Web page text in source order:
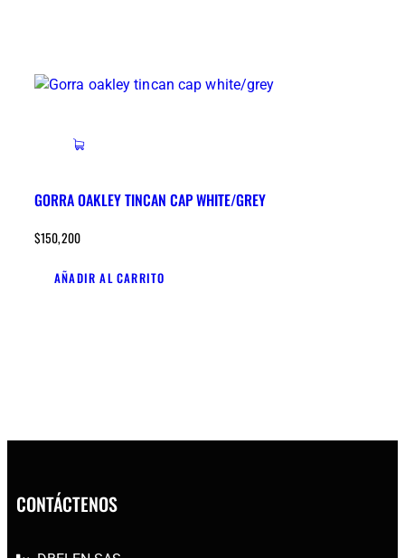
GORRA OAKLEY TINCAN CAP WHITE/GREY
$150,200
AÑADIR AL CARRITO
CONTÁCTENOS